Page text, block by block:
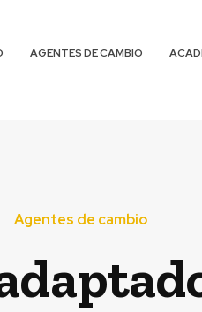
AGENTES DE CAMBIO
Agentes de cambio